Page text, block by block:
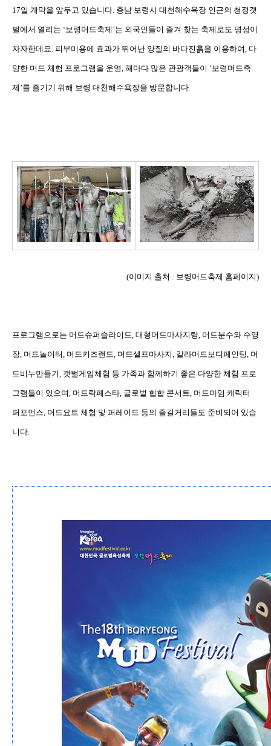
17일 개막을 앞두고 있습니다. 충남 보령시 대천해수욕장 인근의 청정갯
벌에서 열리는 ‘보령머드축제 ’는 외국인들이 즐겨 찾는 축제로도 명성이
자자한데요. 피부미용에 효과가 뛰어난 양질의 바다진흙을 이용하여, 다
양한 머드 체험 프로그램을 운영, 해마다 많은 관광객들이 ‘보령머드축
제 ’를 즐기기 위해 보령 대천해수욕장을 방문합니다.
(이미지 출처 : 보령머드축제 홈페이지)
프로그램으로는 머드슈퍼슬라이드, 대형머드마사지탕, 머드분수와 수영
장, 머드놀이터, 머드키즈랜드, 머드셀프마사지, 칼라머드보디페인팅, 머
드비누만들기, 갯벌게임체험 등 가족과 함께하기 좋은 다양한 체험 프로
그램들이 있으며, 머드락페스타, 글로벌 힙합 콘서트, 머드마임 캐릭터
퍼포먼스, 머드요트 체험 및 퍼레이드 등의 즐길거리들도 준비되어 있습
니다.